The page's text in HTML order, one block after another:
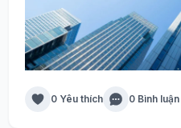
0 Yêu thích 0 Bình luận